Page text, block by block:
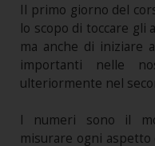
Il primo giorno del
lo scopo di toccare
ma anche di iniziare
importanti nelle
ulteriormente nel
I numeri sono il
misurare ogni aspetto